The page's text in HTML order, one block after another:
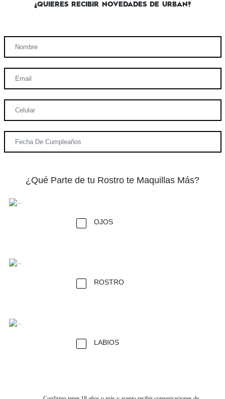
¿QUIERES RECIBIR NOVEDADES DE URBAN?
¿Qué Parte de tu Rostro te Maquillas Más?
OJOS
ROSTRO
LABIOS